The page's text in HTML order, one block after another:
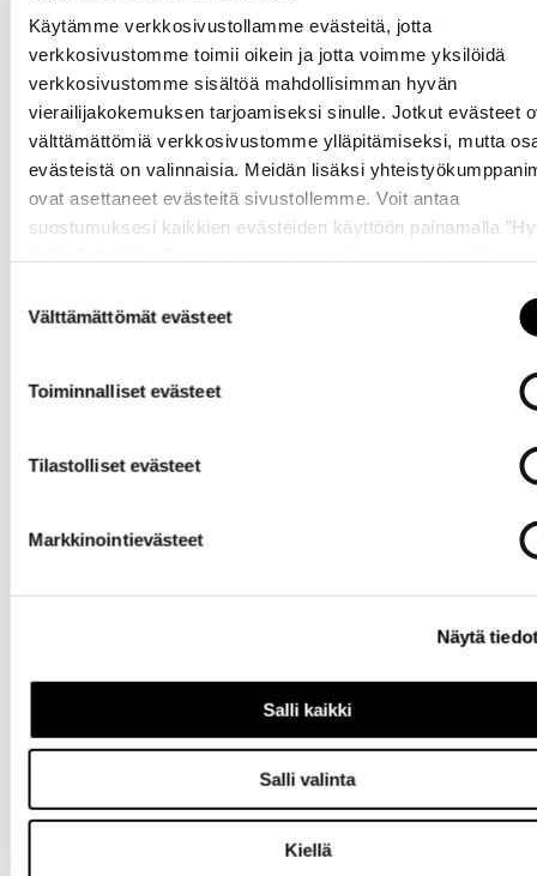
Käytämme verkkosivustollamme evästeitä, jotta
verkkosivustomme toimii oikein ja jotta voimme yksilöidä
verkkosivustomme sisältöä mahdollisimman hyvän
vierailijakokemuksen tarjoamiseksi sinulle. Jotkut evästeet
välttämättömiä verkkosivustomme ylläpitämiseksi, mutta
evästeistä on valinnaisia. Meidän lisäksi
ovat asettaneet evästeitä sivustollemme. Voit antaa
suostumuksesi kaikkien evästeiden käyttöön painamalla
valinta
Välttämättömät evästeet
Toiminnalliset evästeet
Tilastolliset evästeet
Markkinointievästeet
Näytä
Salli kaikki
Salli valinta
Kiellä
Omat
sivut